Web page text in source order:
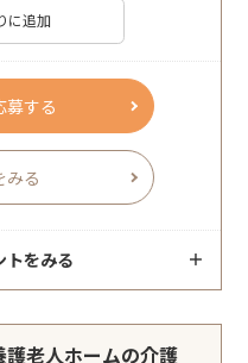
に追加
募する
みる
トをみる
老人ホームの介護